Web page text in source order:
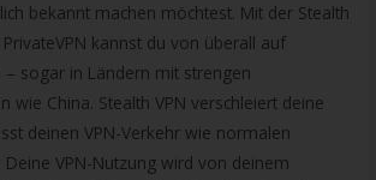
bekannt machen möchtest. Mit der Stealth
kannst du von überall auf
sogar in Ländern mit strengen
wie China. Stealth VPN verschleiert deine
deinen VPN-Verkehr wie normalen
VPN-Nutzung wird von deinem